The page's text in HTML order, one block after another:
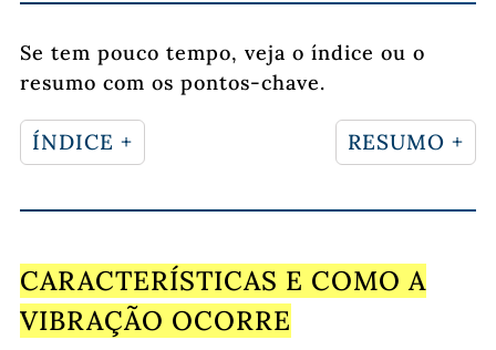
Se tem pouco tempo, veja o índice ou o
resumo com os pontos-chave.
ÍNDICE + RESUMO +
CARACTERÍSTICAS E COMO A
VIBRAÇÃO OCORRE